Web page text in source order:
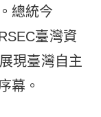
總統今
臺灣資
現臺灣自主
幕。